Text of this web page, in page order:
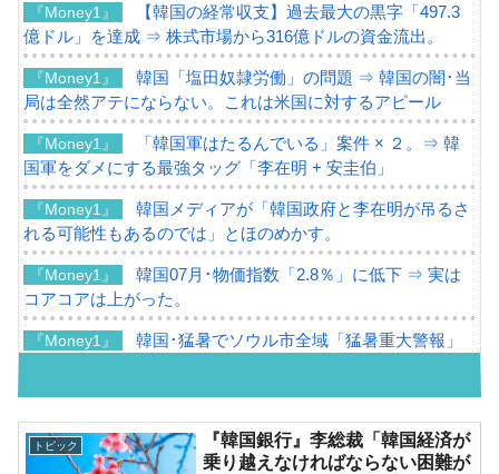
『Money1』
【韓国の経常収支】過去最大の黒字「497.3
億ドル」を達成 ⇒ 株式市場から316億ドルの資金流出。
『Money1』
韓国「塩田奴隷労働」の問題 ⇒ 韓国の闇･当
局は全然アテにならない。これは米国に対するアピール
『Money1』
「韓国軍はたるんでいる」案件 × ２。⇒ 韓
国軍をダメにする最強タッグ「李在明 + 安圭伯」
『Money1』
韓国メディアが「韓国政府と李在明が吊るさ
れる可能性もあるのでは」とほのめかす。
『Money1』
韓国07月･物価指数「2.8％」に低下 ⇒ 実は
コアコアは上がった。
『Money1』
韓国･猛暑でソウル市全域「猛暑重大警報」
月販売台数は去年のほぼ半分「71台」しか売れなかった。
『起亜』は9台だけ
トピック
『韓国銀行』李総裁「韓国経済が
乗り越えなければならない困難が